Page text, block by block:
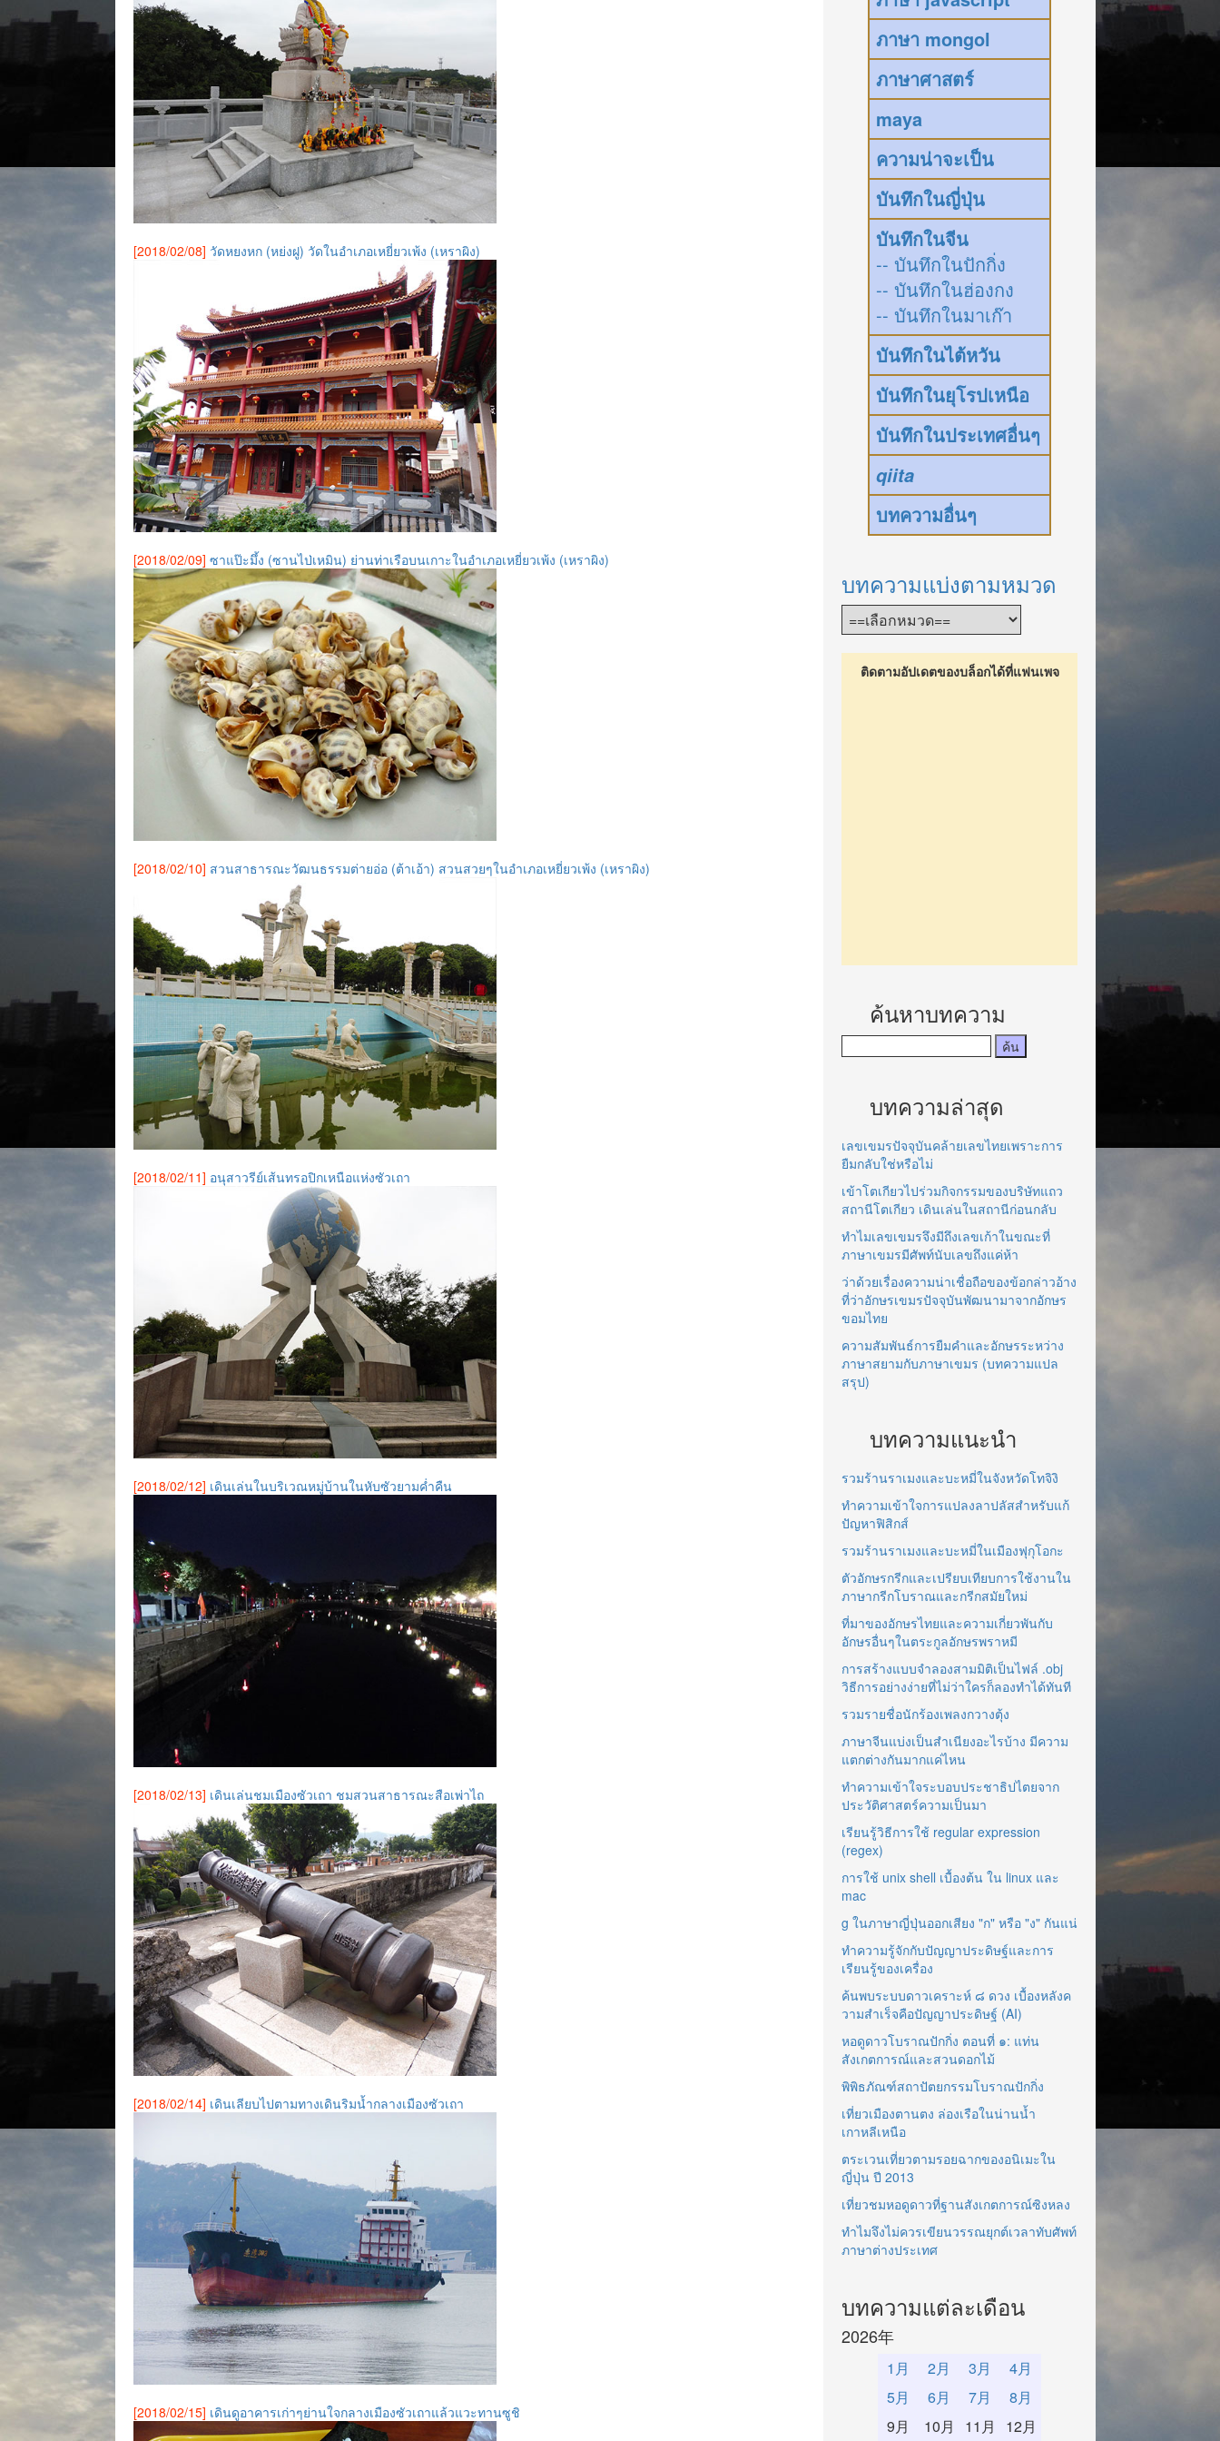
[2018/02/08] วัดหยงหก (หย่งฝู) วัดในอำเภอเหยี่ยวเพ้ง (เหราผิง)
[2018/02/09] ซาแป๊ะมึ้ง (ซานไป่เหมิน) ย่านท่าเรือบนเกาะในอำเภอเหยี่ยวเพ้ง (เหราผิง)
[2018/02/10] สวนสาธารณะวัฒนธรรมต่ายอ่อ (ต้าเอ้า) สวนสวยๆในอำเภอเหยี่ยวเพ้ง (เหราผิง)
[2018/02/11] อนุสาวรีย์เส้นทรอปิกเหนือแห่งซัวเถา
[2018/02/12] เดินเล่นในบริเวณหมู่บ้านในหับซัวยามค่ำคืน
[2018/02/13] เดินเล่นชมเมืองซัวเถา ชมสวนสาธารณะสือเพ่าไถ
[2018/02/14] เดินเลียบไปตามทางเดินริมน้ำกลางเมืองซัวเถา
[2018/02/15] เดินดูอาคารเก่าๆย่านใจกลางเมืองซัวเถาแล้วแวะทานซูชิ
ภาษา mongol
ภาษาศาสตร์
maya
ความน่าจะเป็น
บันทึกในญี่ปุ่น
บันทึกในจีน
-- บันทึกในปักกิ่ง
-- บันทึกในฮ่องกง
-- บันทึกในมาเก๊า
บันทึกในไต้หวัน
บันทึกในยุโรปเหนือ
บันทึกในประเทศอื่นๆ
qiita
บทความอื่นๆ
บทความแบ่งตามหมวด
ติดตามอัปเดตของบล็อกได้ที่แฟนเพจ
ค้นหาบทความ
บทความล่าสุด
เลขเขมรปัจจุบันคล้ายเลขไทยเพราะการ
ยืมกลับใช่หรือไม่
เข้าโตเกียวไปร่วมกิจกรรมของบริษัทแถว
สถานีโตเกียว เดินเล่นในสถานีก่อนกลับ
ทำไมเลขเขมรจึงมีถึงเลขเก้าในขณะที่
ภาษาเขมรมีศัพท์นับเลขถึงแค่ห้า
ว่าด้วยเรื่องความน่าเชื่อถือของข้อกล่าวอ้าง
ที่ว่าอักษรเขมรปัจจุบันพัฒนามาจากอักษร
ขอมไทย
ความสัมพันธ์การยืมคำและอักษรระหว่าง
ภาษาสยามกับภาษาเขมร (บทความแปล
สรุป)
บทความแนะนำ
รวมร้านราเมงและบะหมี่ในจังหวัดโทจิงิ
ทำความเข้าใจการแปลงลาปลัสสำหรับแก้
ปัญหาฟิสิกส์
รวมร้านราเมงและบะหมี่ในเมืองฟุกุโอกะ
ตัวอักษรกรีกและเปรียบเทียบการใช้งานใน
ภาษากรีกโบราณและกรีกสมัยใหม่
ที่มาของอักษรไทยและความเกี่ยวพันกับ
อักษรอื่นๆในตระกูลอักษรพราหมี
การสร้างแบบจำลองสามมิติเป็นไฟล์ .obj
วิธีการอย่างง่ายที่ไม่ว่าใครก็ลองทำได้ทันที
รวมรายชื่อนักร้องเพลงกวางตุ้ง
ภาษาจีนแบ่งเป็นสำเนียงอะไรบ้าง มีความ
แตกต่างกันมากแค่ไหน
ทำความเข้าใจระบอบประชาธิปไตยจาก
ประวัติศาสตร์ความเป็นมา
เรียนรู้วิธีการใช้ regular expression
(regex)
การใช้ unix shell เบื้องต้น ใน linux และ
mac
g ในภาษาญี่ปุ่นออกเสียง "ก" หรือ "ง" กันแน่
ทำความรู้จักกับปัญญาประดิษฐ์และการ
เรียนรู้ของเครื่อง
ค้นพบระบบดาวเคราะห์ ๘ ดวง เบื้องหลังค
วามสำเร็จคือปัญญาประดิษฐ์ (AI)
หอดูดาวโบราณปักกิ่ง ตอนที่ ๑: แท่น
สังเกตการณ์และสวนดอกไม้
พิพิธภัณฑ์สถาปัตยกรรมโบราณปักกิ่ง
เที่ยวเมืองตานตง ล่องเรือในน่านน้ำ
เกาหลีเหนือ
ตระเวนเที่ยวตามรอยฉากของอนิเมะใน
ญี่ปุ่น ปี 2013
เที่ยวชมหอดูดาวที่ฐานสังเกตการณ์ซิงหลง
ทำไมจึงไม่ควรเขียนวรรณยุกต์เวลาทับศัพท์
ภาษาต่างประเทศ
บทความแต่ละเดือน
2026年
1月 2月 3月
4月
5月
6月 7月
8月
9月
10月 11月 12月